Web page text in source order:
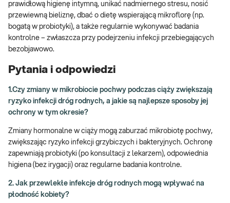
prawidłową higienę intymną, unikać nadmiernego stresu, nosić
przewiewną bieliznę, dbać o dietę wspierającą mikroflorę (np.
bogatą w probiotyki), a także regularnie wykonywać badania
kontrolne – zwłaszcza przy podejrzeniu infekcji przebiegających
bezobjawowo.
Pytania i odpowiedzi
1.Czy zmiany w mikrobiocie pochwy podczas ciąży zwiększają
ryzyko infekcji dróg rodnych, a jakie są najlepsze sposoby jej
ochrony w tym okresie?
Zmiany hormonalne w ciąży mogą zaburzać mikrobiotę pochwy,
zwiększając ryzyko infekcji grzybiczych i bakteryjnych. Ochronę
zapewniają probiotyki (po konsultacji z lekarzem), odpowiednia
higiena (bez irygacji) oraz regularne badania kontrolne.
2. Jak przewlekłe infekcje dróg rodnych mogą wpływać na
płodność kobiety?